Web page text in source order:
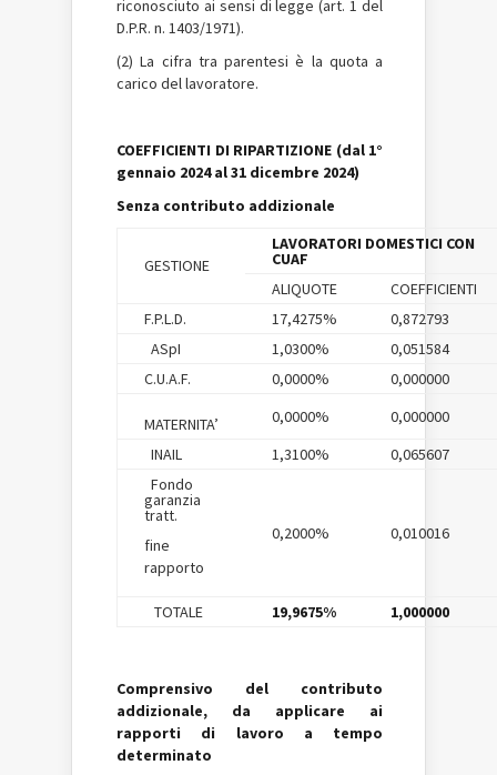
riconosciuto ai sensi di legge (art. 1 del
D.P.R. n. 1403/1971).
(2) La cifra tra parentesi è la quota a
carico del lavoratore.
COEFFICIENTI DI RIPARTIZIONE (dal 1°
gennaio 2024 al 31 dicembre 2024)
Senza contributo addizionale
GESTIONE
LAVORATORI DOMESTICI CON
CUAF
ALIQUOTE
COEFFICIENTI
F.P.L.D.
17,4275%
0,872793
ASpI
1,0300%
0,051584
C.U.A.F.
0,0000% 0,000000
MATERNITA’ 0,0000%
0,000000
INAIL
1,3100%
0,065607
Fondo
garanzia
tratt.
fine
rapporto
0,2000% 0,010016
TOTALE 19,9675% 1,000000
Comprensivo del contributo
addizionale, da applicare ai
rapporti di lavoro a tempo
determinato